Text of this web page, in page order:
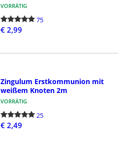
VORRÄTIG
75
€ 2,99
Zingulum Erstkommunion mit
weißem Knoten 2m
VORRÄTIG
25
€ 2,49